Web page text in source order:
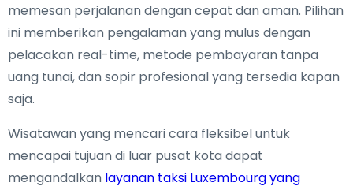
memesan perjalanan dengan cepat dan aman. Pilihan
ini memberikan pengalaman yang mulus dengan
pelacakan real-time, metode pembayaran tanpa
uang tunai, dan sopir profesional yang tersedia kapan
saja.
Wisatawan yang mencari cara fleksibel untuk
mencapai tujuan di luar pusat kota dapat
mengandalkan layanan taksi Luxembourg yang